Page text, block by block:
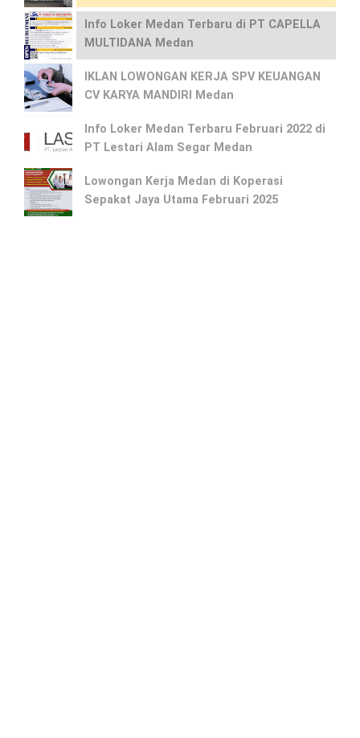
Info Loker Medan Terbaru di PT CAPELLA
MULTIDANA Medan
IKLAN LOWONGAN KERJA SPV KEUANGAN
CV KARYA MANDIRI Medan
Info Loker Medan Terbaru Februari 2022 di
PT Lestari Alam Segar Medan
Lowongan Kerja Medan di Koperasi
Sepakat Jaya Utama Februari 2025